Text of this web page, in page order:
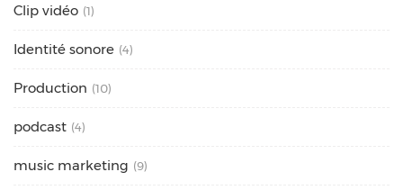
Clip vidéo (1)
Identité sonore (4)
Production (10)
podcast (4)
music marketing (9)